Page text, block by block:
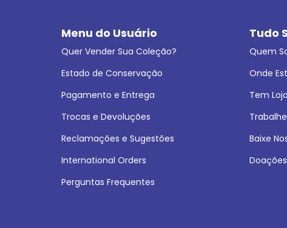
Menu do Usuário
Quer Vender Sua Coleção?
Estado de Conservação
Pagamento e Entrega
Trocas e Devoluções
Reclamações e Sugestões
International Orders
Perguntas Frequentes
Tudo
Quem
Onde
Tem
Baixe
Doações